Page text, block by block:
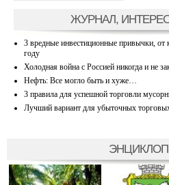
ЖУРНАЛ,
3 вредные инвестиционные привычки, от
году
Холодная война с Россией никогда и не
Нефть: Все могло быть и хуже…
3 правила для успешной торговли
Лучший вариант для убыточных